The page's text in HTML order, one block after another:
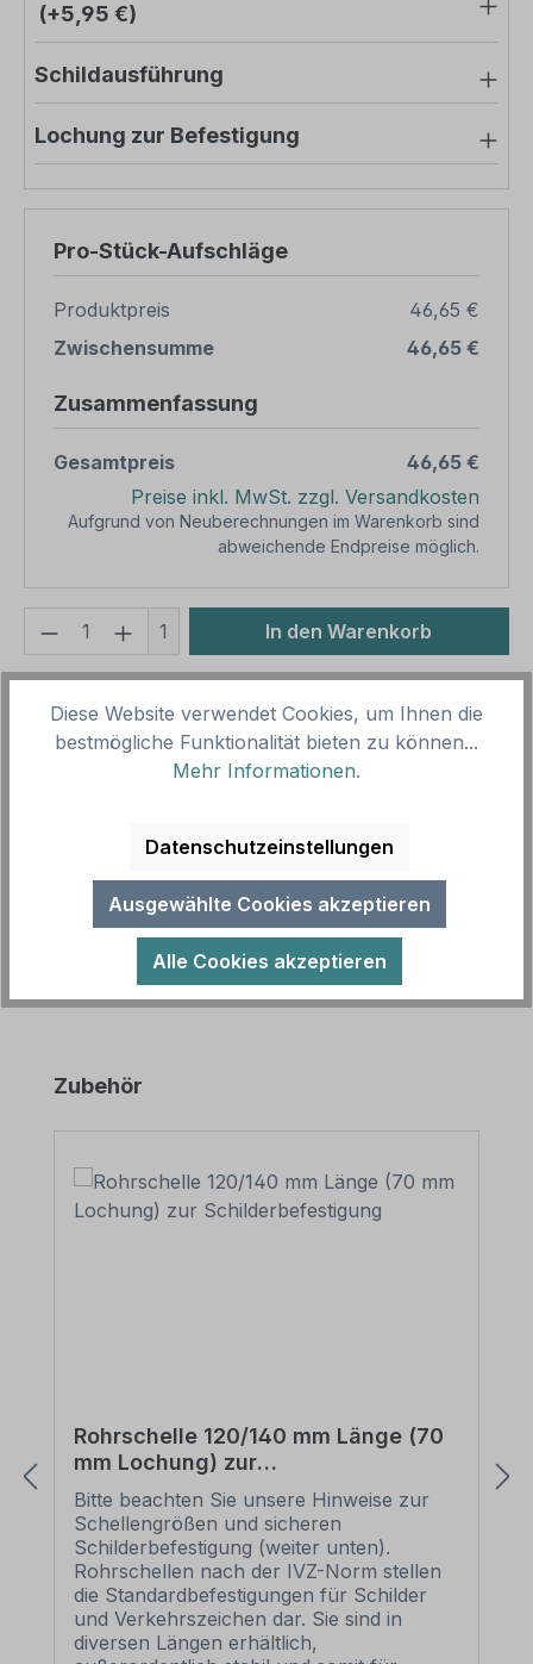
(+5,95 €)
Schildausführung
Lochung zur Befestigung
Pro-Stück-Aufschläge
Produktpreis
46,65 €
Zwischensumme
46,65 €
Zusammenfassung
Gesamtpreis
46,65 €
Preise inkl. MwSt. zzgl. Versandkosten
Aufgrund von Neuberechnungen im Warenkorb sind
abweichende Endpreise möglich.
Produkt Anzahl: Gib den
1 In den Warenkorb
Vorlagenummer: HW-TS-51
Hinweis zum Kehrdienst - mit Kehrblech und
Kommunen sind in zahlreichen Grö…Mehr
Produktgalerie überspringen
Zubehör
Rohrschelle 120/140 mm Länge (70
mm Lochung) zur
Schilderbefestigung
Bitte beachten Sie unsere Hinweise zur
Schellengrößen und sicheren
Schilderbefestigung (weiter unten).
Rohrschellen nach der IVZ-Norm stellen
die Standardbefestigungen für Schilder
und Verkehrszeichen dar. Sie sind in
diversen Längen erhältlich,
Diese Website verwendet Cookies, um Ihnen die
bestmögliche Funktionalität bieten zu können...
Mehr Informationen.
Datenschutzeinstellungen
Ausgewählte Cookies akzeptieren
Alle Cookies akzeptieren